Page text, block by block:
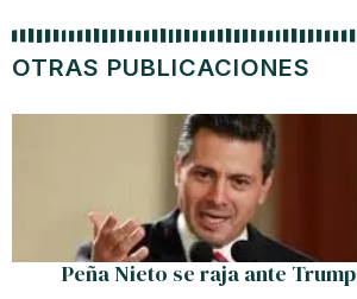
OTRAS PUBLICACIONES
Peña Nieto se raja ante Trump